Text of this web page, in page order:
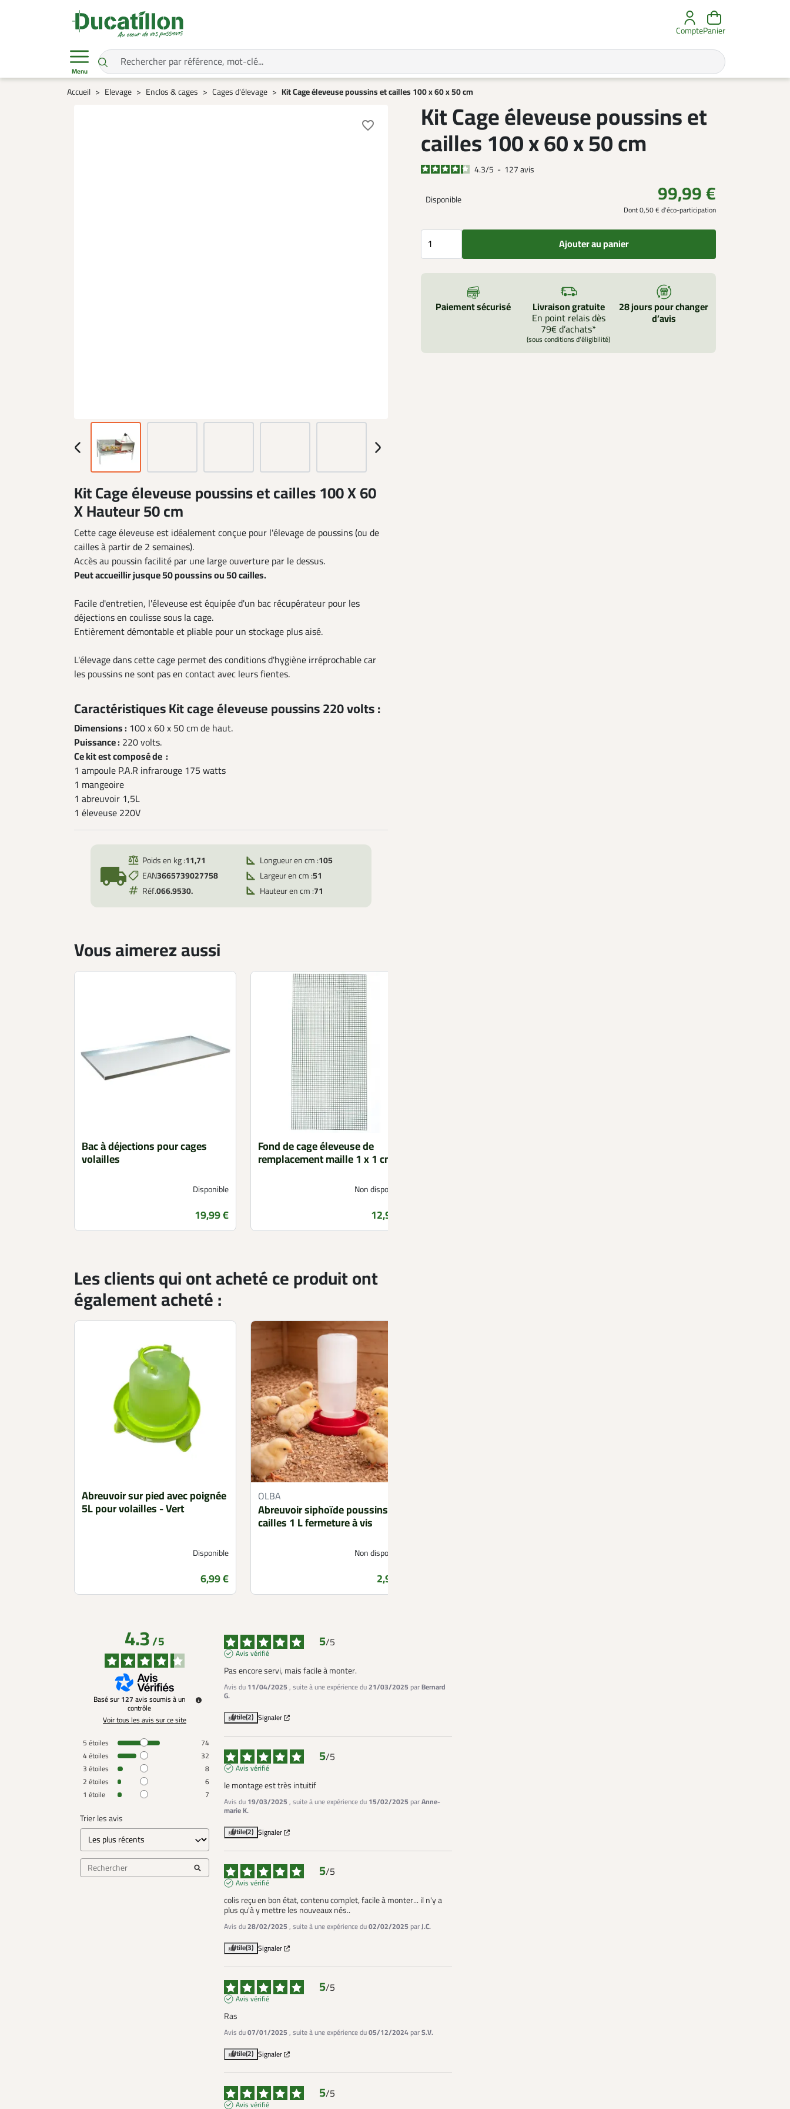
ComptePanier
Menu
Accueil Elevage Enclos & cages Cages d'élevage Kit Cage éleveuse poussins et cailles 100 x 60 x 50 cm
favorite_border Kit Cage éleveuse poussins et
cailles 100 x 60 x 50 cm
4.3/5 - 127avis
Disponible 99,99 €
Dont 0,50 € d'éco-participation
Ajouter au panier
Paiement sécurisé Livraison gratuite
En point relais dès
79€ d’achats*
(sous conditions d'éligibilité)
28 jours pour changer
d’avis
Kit Cage éleveuse poussins et cailles 100 X 60
X Hauteur 50 cm
Cette cage éleveuse est idéalement conçue pour l'élevage de poussins (ou de
cailles à partir de 2 semaines).
Accès au poussin facilité par une large ouverture par le dessus.
Peut accueillir jusque 50 poussins ou 50 cailles.
Facile d'entretien, l'éleveuse est équipée d'un bac récupérateur pour les
déjections en coulisse sous la cage.
Entièrement démontable et pliable pour un stockage plus aisé.
L'élevage dans cette cage permet des conditions d'hygiène irréprochable car
les poussins ne sont pas en contact avec leurs fientes.
Caractéristiques Kit cage éleveuse poussins 220 volts :
Dimensions : 100 x 60 x 50 cm de haut.
Puissance : 220 volts.
Ce kit est composé de :
1 ampoule P.A.R infrarouge 175 watts
1 mangeoire
1 abreuvoir 1,5L
1 éleveuse 220V
local_shipping
Poids en kg :11,71
EAN3665739027758
Réf.066.9530.
Longueur en cm :105
Largeur en cm :51
Hauteur en cm :71
Vous aimerez aussi
Bac à déjections pour cages
volailles
Disponible
Prix
19,99 €
Fond de cage éleveuse de
remplacement maille 1 x 1 cm
Non disponible
Prix
12,99 €
Les clients qui ont acheté ce produit ont
également acheté :
Abreuvoir sur pied avec poignée
5L pour volailles - Vert
Disponible
Prix
6,99 €
OLBA
Abreuvoir siphoïde poussins et
cailles 1 L fermeture à vis
Non disponible
Prix
2,99 €
4.3/5
Basé sur 127 avis soumis à un
contrôle
Voir tous les avis sur ce site
5 étoiles
74
4étoiles
32
3 étoiles
8
2 étoiles
6
1 étoile 7
Trier les avis
5/5
Avis vérifié
Pas encore servi, mais facile à monter.
Avis du 11/04/2025 , suite à une expérience du21/03/2025 parBernard
G.
Utile(2) Signaler
5/5
Avis vérifié
le montage est très intuitif
Avis du 19/03/2025 , suite à une expérience du 15/02/2025 parAnne-
marie K.
Utile(2) Signaler
5/5
Avis vérifié
colis reçu en bon état, contenu complet, facile à monter... il n'y a
plus qu'à y mettre les nouveaux nés..
Avis du28/02/2025 , suite à une expérience du02/02/2025 parJ.C.
Utile(3) Signaler
5/5
Avis vérifié
Ras
Avis du07/01/2025 , suite à une expérience du05/12/2024 parS.V.
Utile(2) Signaler
5/5
Avis vérifié